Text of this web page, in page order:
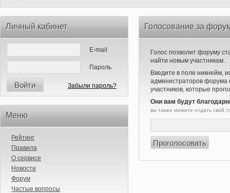
Личный кабинет
E-mail
Пароль
Войти Забыли пароль?
Меню
Рейтинг
Правила
О сервисе
Новости
Форум
Частые вопросы
Голосование за
Голос позволит форуму
найти новым участникам.
Введите в поле никнейм,
администраторов форума
участников, которые
Они вам будут
вы также можете отдать свой